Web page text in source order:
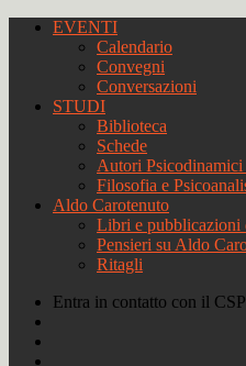
EVENTI
Calendario
Convegni
Conversazioni
STUDI
Biblioteca
Schede
Autori Psicodinamici
Filosofia e
Aldo Carotenuto
Libri e pubblicazioni
Pensieri su Aldo
Ritagli
Entra in contatto con il